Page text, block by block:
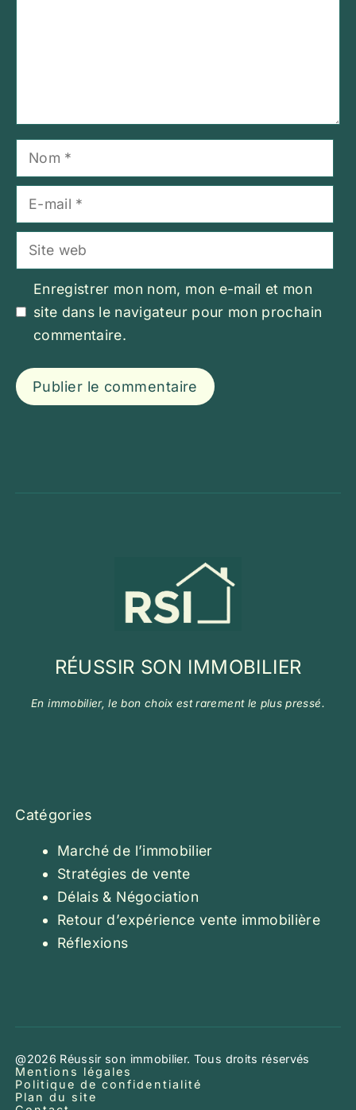
Nom
E-
mail
Site
web
Enregistrer mon nom, mon e-mail et mon
site dans le navigateur pour mon prochain
commentaire.
RÉUSSIR SON IMMOBILIER
En immobilier, le bon choix est rarement le plus pressé.
Catégories
Marché de l’immobilier
Stratégies de vente
Délais & Négociation
Retour d’expérience vente immobilière
Réflexions
@2026 Réussir son immobilier. Tous droits réservés
Mentions légales
Politique de confidentialité
Plan du site